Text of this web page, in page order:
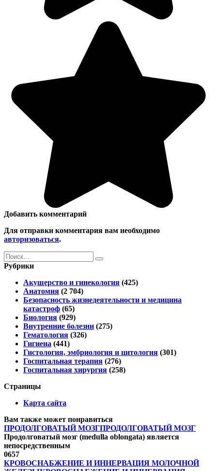
Добавить комментарий
Для отправки комментария вам необходимо
авторизоваться.
Search
for:
Рубрики
Акушерство и гинекология (425)
Анатомия (2 704)
Безопасность жизнедеятельности и медицина
катастроф (65)
Биология (929)
Внутренние болезни (275)
Гематология (326)
Гигиена (441)
Гистология, эмбриология и цитология (301)
Госпитальная терапия (276)
Госпитальная хирургия (258)
Страницы
Карта сайта
Вам также может понравиться
ПРОДОЛГОВАТЫЙ МОЗГПРОДОЛГОВАТЫЙ МОЗГ
Продолговатый мозг (medulla oblongata) является
непосредственным
0657
КРОВОСНАБЖЕНИЕ И ИННЕРВАЦИЯ МОЛОЧНОЙ